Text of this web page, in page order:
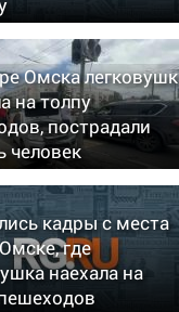
Омска
на толпу
пострадали
человек
кадры с места
где
наехала на